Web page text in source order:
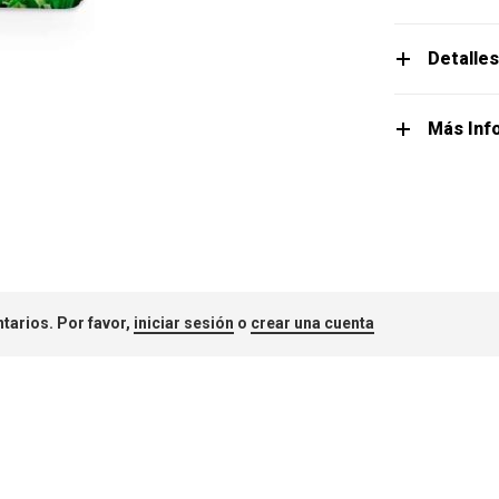
Detalles
Más
Por favor, iniciar sesión o crear una cuenta